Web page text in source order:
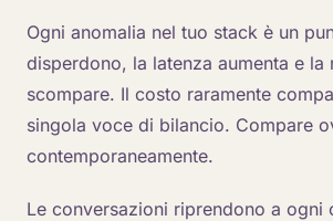
Ogni anomalia nel tuo stack è un
disperdono, la latenza aumenta e la
scompare. Il costo raramente
singola voce di bilancio. Compare
contemporaneamente.
Le conversazioni riprendono a ogni